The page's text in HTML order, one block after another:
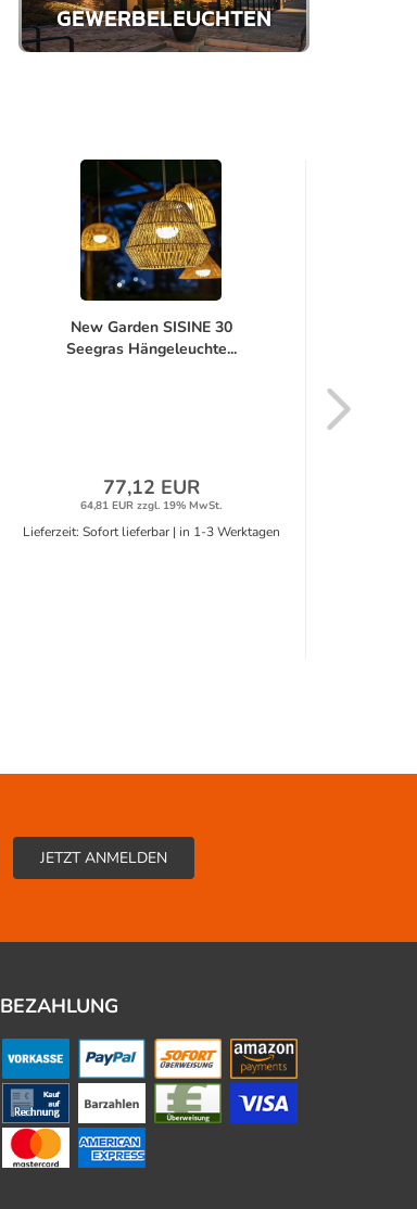
GEWERBELEUCHTEN
New Garden SISINE 30
Seegras Hängeleuchte...
77,12 EUR
64,81 EUR zzgl. 19% MwSt.
Lieferzeit: Sofort lieferbar | in 1-3 Werktagen
BEZAHLUNG